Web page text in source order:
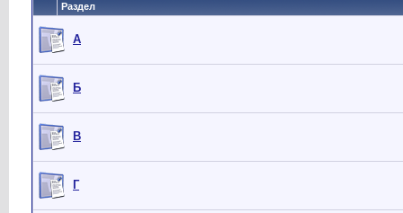
Раздел
А
Б
В
Г